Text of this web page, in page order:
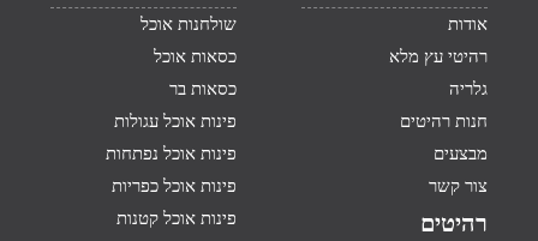
אודות
רהיטי עץ מלא
גלריה
חנות רהיטים
מבצעים
צור קשר
רהיטים
שולחנות אוכל
כסאות אוכל
כסאות בר
פינות אוכל עגולות
פינות אוכל נפתחות
פינות אוכל כפריות
פינות אוכל קטנות